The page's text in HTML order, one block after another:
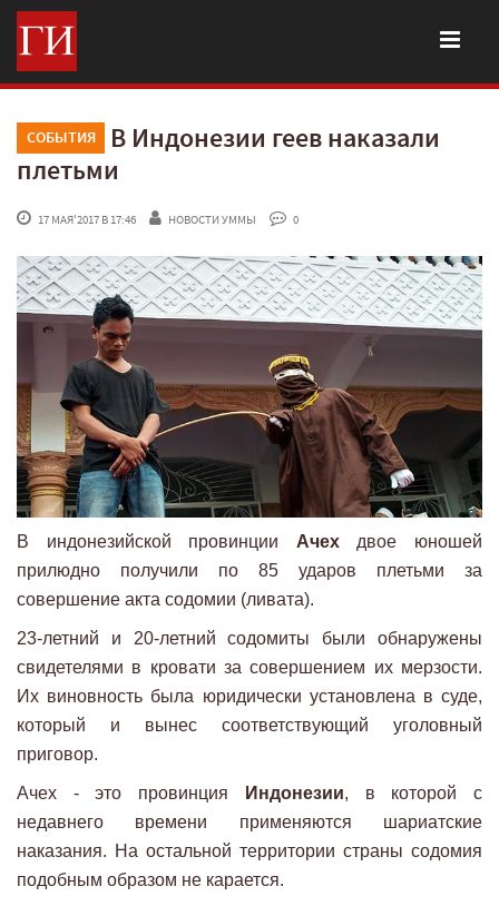
СОБЫТИЯ
В Индонезии геев наказали
плетьми
17 МАЯ'2017 В 17:46 НОВОСТИ УММЫ 0
В индонезийской провинции Ачехдвое юношей
прилюдно получили по 85 ударов плетьми за
совершение акта содомии (ливата).
23-летний и 20-летний содомиты были обнаружены
свидетелями в кровати за совершением их мерзости.
Их виновность была юридически установлена в суде,
который и вынес соответствующий уголовный
приговор.
Ачех - это провинция Индонезии, в которой с
недавнего времени применяются шариатские
наказания. На остальной территории страны содомия
подобным образом не карается.